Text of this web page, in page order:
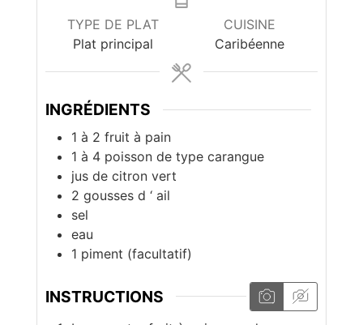
TYPE DE PLAT
Plat principal
CUISINE
Caribéenne
INGRÉDIENTS
1 à 2 fruit à pain
1 à 4 poisson de type carangue
jus de citron vert
2 gousses d ‘ ail
sel
eau
1 piment (facultatif)
INSTRUCTIONS